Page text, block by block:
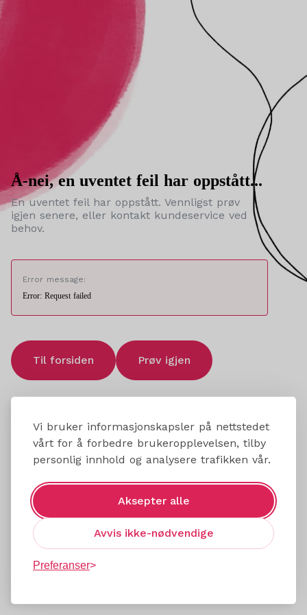
Vi bruker informasjonskapsler på nettstedet
vårt for å forbedre brukeropplevelsen, tilby
personlig innhold og analysere trafikken vår.
Aksepter alle
Avvis ikke-nødvendige
Preferanser
Å-nei, en uventet feil har oppstått...
En uventet feil har oppstått. Vennligst prøv
igjen senere, eller kontakt kundeservice ved
behov.
Error message:
Error: Request failed
Til forsiden Prøv igjen